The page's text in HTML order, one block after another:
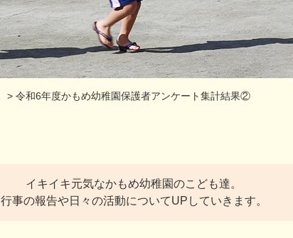
> 令和6年度かもめ幼稚園保護者アンケート集計結果②
イキイキ元気なかもめ幼稚園のこども達。
行事の報告や日々の活動についてUPしていきます。